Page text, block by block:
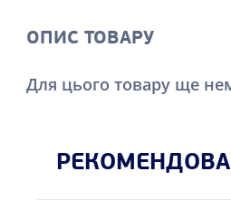
ОПИС ТОВАРУ
Для цього товару ще